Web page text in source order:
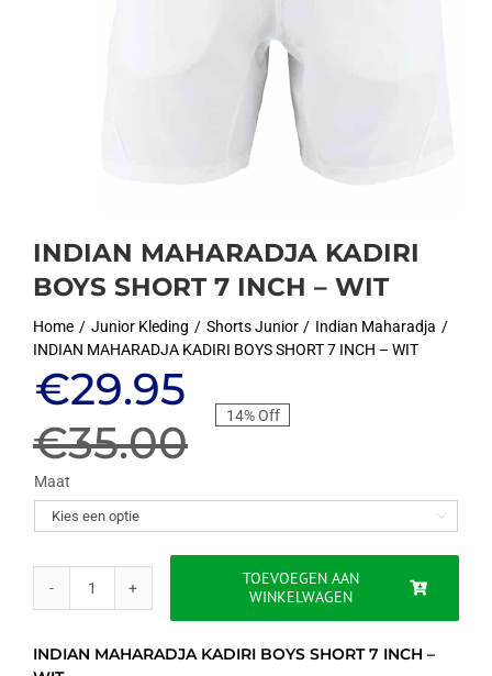
INDIAN MAHARADJA KADIRI
BOYS SHORT 7 INCH – WIT
Home Junior Kleding Shorts Junior
Indian Maharadja
INDIAN MAHARADJA KADIRI BOYS SHORT 7 INCH – WIT
€35.00
Oorspronkelijke
prijs
was:
€35.00.
€29.95
Huidige
prijs
is:
€29.95.
14% Off
Maat

INDIAN
MAHARADJA
TOEVOEGEN AAN
WINKELWAGEN
INDIAN MAHARADJA KADIRI BOYS SHORT 7 INCH –